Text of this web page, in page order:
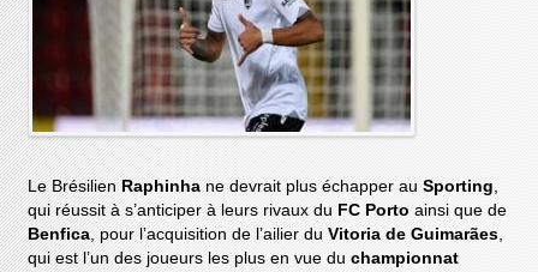
Le Brésilien Raphinhane devrait plus échapper auSporting,
qui réussit à s’anticiper à leurs rivaux du FC Porto ainsi que de
Benfica, pour l’acquisition de l’ailier duVitoria de Guimarães,
qui est l’un des joueurs les plus en vue duchampionnat